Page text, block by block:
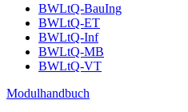
BWLtQ-BauIng
BWLtQ-ET
BWLtQ-Inf
BWLtQ-MB
BWLtQ-VT
Modulhandbuch